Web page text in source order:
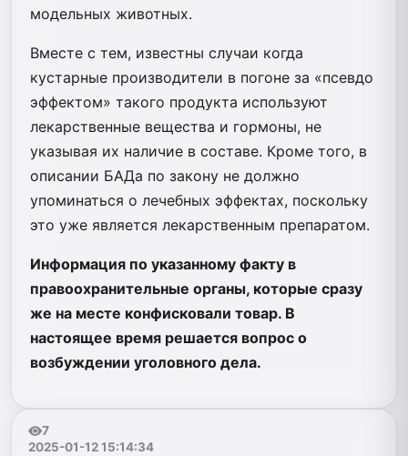
модельных животных.
Вместе с тем, известны случаи когда
кустарные производители в погоне за «псевдо
эффектом» такого продукта используют
лекарственные вещества и гормоны, не
указывая их наличие в составе. Кроме того, в
описании БАДа по закону не должно
упоминаться о лечебных эффектах, поскольку
это уже является лекарственным препаратом.
Информация по указанному факту в
правоохранительные органы, которые сразу
же на месте конфисковали товар. В
настоящее время решается вопрос о
возбуждении уголовного дела.
7
2025-01-12 15:14:34